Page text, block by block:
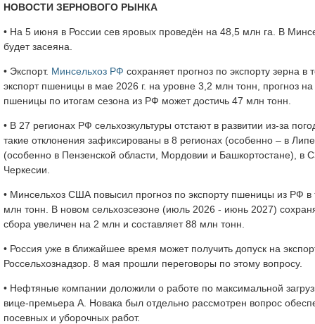
НОВОСТИ ЗЕРНОВОГО РЫНКА
• На 5 июня в России сев яровых проведён на 48,5 млн га. В
будет засеяна.
• Экспорт. Минсельхоз РФ сохраняет прогноз по экспорту зерна
экспорт пшеницы в мае 2026 г. на уровне 3,2 млн тонн, прогноз
пшеницы по итогам сезона из РФ может достичь 47 млн тонн.
• В 27 регионах РФ сельхозкультуры отстают в развитии из-за
такие отклонения зафиксированы в 8 регионах (особенно – в
(особенно в Пензенской области, Мордовии и Башкортостане),
Черкесии.
• Минсельхоз США повысил прогноз по экспорту пшеницы из РФ
млн тонн. В новом сельхозсезоне (июль 2026 - июнь 2027)
сбора увеличен на 2 млн и составляет 88 млн тонн.
• Россия уже в ближайшее время может получить допуск на
Россельхознадзор. 8 мая прошли переговоры по этому вопросу.
• Нефтяные компании доложили о работе по максимальной
вице-премьера А. Новака был отдельно рассмотрен вопрос
посевных и уборочных работ.